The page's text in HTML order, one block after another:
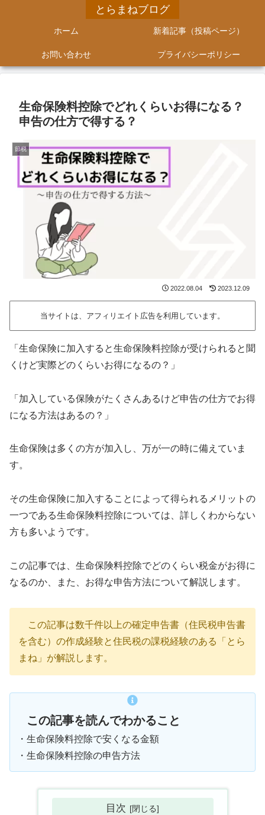
とらまねブログ
ホーム 新着記事（投稿ページ）
お問い合わせ プライバシーポリシー
生命保険料控除でどれくらいお得になる？
申告の仕方で得する？
節税
2022.08.04 2023.12.09
当サイトは、アフィリエイト広告を利用しています。
「生命保険に加入すると生命保険料控除が受けられると聞
くけど実際どのくらいお得になるの？」
「加入している保険がたくさんあるけど申告の仕方でお得
になる方法はあるの？」
生命保険は多くの方が加入し、万が一の時に備えていま
す。
その生命保険に加入することによって得られるメリットの
一つである生命保険料控除については、詳しくわからない
方も多いようです。
この記事では、生命保険料控除でどのくらい税金がお得に
なるのか、また、お得な申告方法について解説します。
この記事は数千件以上の確定申告書（住民税申告書
を含む）の作成経験と住民税の課税経験のある「とら
まね」が解説します。
この記事を読んでわかること
・生命保険料控除で安くなる金額
・生命保険料控除の申告方法
目次